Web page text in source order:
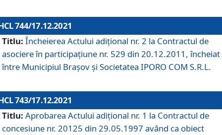
744/17.12.2021
Titlu: Încheierea Actului adițional nr. 2 la Contractul de
asociere în participațiune nr. 529 din 20.12.2011, încheiat
între Municipiul Brașov și Societatea IPORO COM S.R.L.
743/17.12.2021
Titlu: Aprobarea Actului adiţional nr. 1 la Contractul de
concesiune nr. 20125 din 29.05.1997 având ca obiect